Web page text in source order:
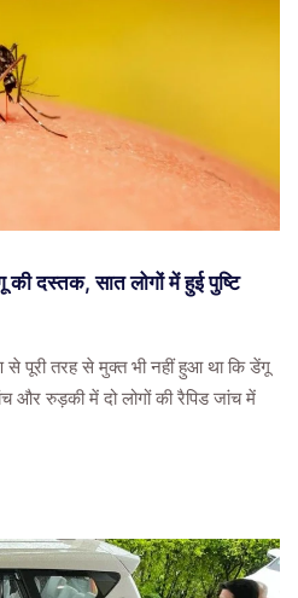
की दस्तक, सात लोगों में हुई पुष्टि
से पूरी तरह से मुक्त भी नहीं हुआ था कि डेंगू
और रुड़की में दो लोगों की रैपिड जांच में